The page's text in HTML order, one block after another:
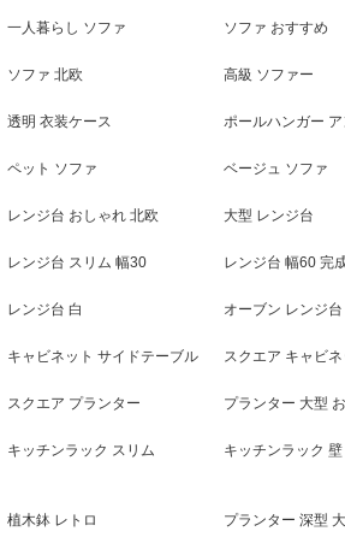
一人暮らし ソファ ソファ おすすめ
ソファ 北欧 高級 ソファー
透明 衣装ケース ポールハンガー
ペット ソファ ベージュ ソファ
レンジ台 おしゃれ 北欧 大型 レンジ台
レンジ台 スリム 幅30 レンジ台 幅60 完
レンジ台 白 オーブン レンジ
キャビネット サイドテーブル スクエア キャビネ
スクエア プランター プランター 大型
キッチンラック スリム キッチンラック 壁
植木鉢 レトロ プランター 深型